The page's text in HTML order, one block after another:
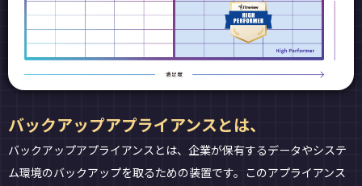
バックアップアプライアンスとは、
バックアップアプライアンスとは、企業が保有するデータやシステ
ム環境のバックアップを取るための装置です。このアプライアンス